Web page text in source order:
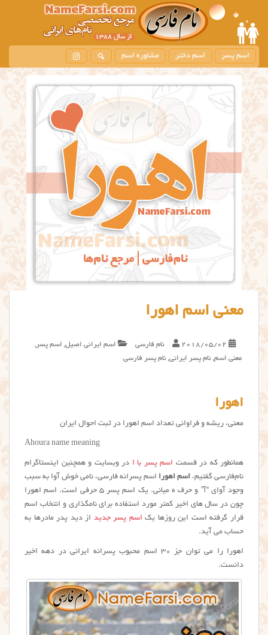
m
i
c
n
t
اسم پسر اسم دختر مشاوره اسم
معنی اسم اهورا
2018/05/02 نام فارسی اسم ایرانی اصیل, اسم پسر ,
معنی اسم, نام پسر ایرانی, نام پسر فارسی
اهورا
معنی، ریشه و فراوانی تعداد اسم اهورا در ثبت احوال ایران
Ahoura name meaning
همانطور که در قسمت اسم پسر با ا در وبسایت و همچنین اینستاگرام
نام‌فارسی گفتیم، اسم اهورا اسم پسرانه فارسی، نامی خوش آوا به سبب
وجود آوای “آ” و حرف ه میانی. یک اسم پسر ۵ حرفی است. اسم اهورا
چون در سال های اخیر کمتر مورد استفاده برای نامگذاری و انتخاب اسم
قرار گرفته است این روزها یک اسم پسر جدید از دید پدر مادرها به
حساب می آید.
اهورا را می توان جز ۳۰ اسم محبوب پسرانه ایرانی در دهه اخیر
دانست.